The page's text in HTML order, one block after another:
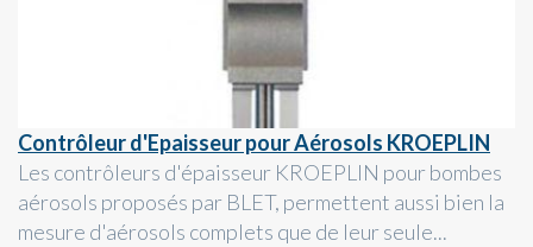
Contrôleur d'Epaisseur pour Aérosols KROEPLIN
Les contrôleurs d'épaisseur KROEPLIN pour bombes
aérosols proposés par BLET, permettent aussi bien la
mesure d'aérosols complets que de leur seule...